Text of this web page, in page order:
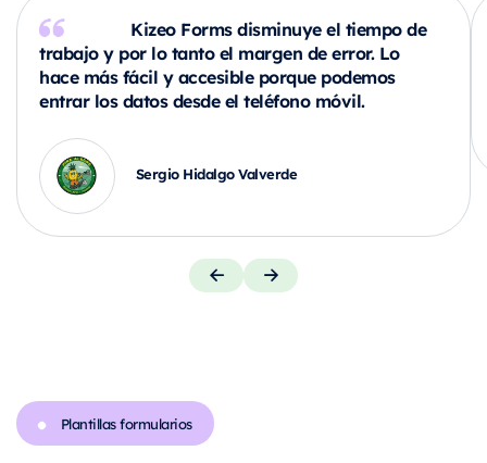
Kizeo Forms disminuye el tiempo de
trabajo y por lo tanto el margen de error. Lo
hace más fácil y accesible porque podemos
entrar los datos desde el teléfono móvil.
Sergio Hidalgo Valverde
Plantillas formularios